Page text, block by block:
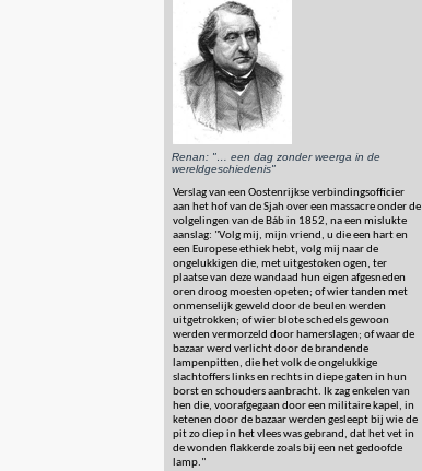
Renan: "… een dag zonder weerga in de
wereldgeschiedenis"
Verslag van een Oostenrijkse verbindingsofficier
aan het hof van de Sjah over een massacre onder de
volgelingen van de Báb in 1852, na een mislukte
aanslag: "Volg mij, mijn vriend, u die een hart en
een Europese ethiek hebt, volg mij naar de
ongelukkigen die, met uitgestoken ogen, ter
plaatse van deze wandaad hun eigen afgesneden
oren droog moesten opeten; of wier tanden met
onmenselijk geweld door de beulen werden
uitgetrokken; of wier blote schedels gewoon
werden vermorzeld door hamerslagen; of waar de
bazaar werd verlicht door de brandende
lampenpitten, die het volk de ongelukkige
slachtoffers links en rechts in diepe gaten in hun
borst en schouders aanbracht. Ik zag enkelen van
hen die, voorafgegaan door een militaire kapel, in
ketenen door de bazaar werden gesleept bij wie de
pit zo diep in het vlees was gebrand, dat het vet in
de wonden flakkerde zoals bij een net gedoofde
lamp."